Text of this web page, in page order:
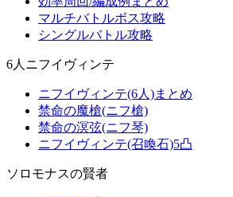
マルチバトルボス攻略
シングルバトル攻略
6人ニフイヴィンテ
ニフイヴィンテ(6人)まとめ
禁命の魔槍(ニフ槍)
禁命の溟弦(ニフ琴)
ニフイヴィンテ(召喚石)5凸
ソロモナスの賢者